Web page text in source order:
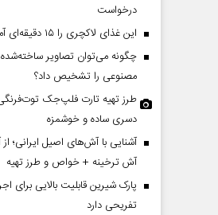
درخواست
این غذای لاکچری را ۱۵ دقیقه‌ای آماده کنید
چگونه می‌توان تصاویر
مصنوعی را تشخیص داد؟
طرز تهیه تارت فلپ‌جک توت‌فرنگی
دسری ساده و خوشمزه
آشنایی با آش‌های اصیل ایرانی؛
آش ترخینه + خواص و طرز تهیه
پارک شیرین قابلیت‌ بالایی برای
تفریحی دارد